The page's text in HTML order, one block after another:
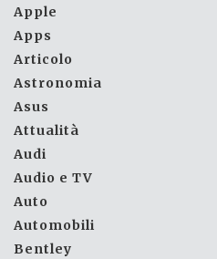
Apple
Apps
Articolo
Astronomia
Asus
Attualità
Audi
Audio e TV
Auto
Automobili
Bentley